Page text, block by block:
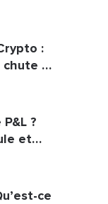
:
de
?
et
ce